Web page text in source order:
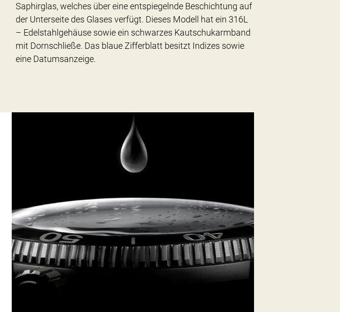
Saphirglas, welches über eine entspiegelnde Beschichtung auf
der Unterseite des Glases verfügt. Dieses Modell hat ein 316L
– Edelstahlgehäuse sowie ein schwarzes Kautschukarmband
mit Dornschließe. Das blaue Zifferblatt besitzt Indizes sowie
eine Datumsanzeige.